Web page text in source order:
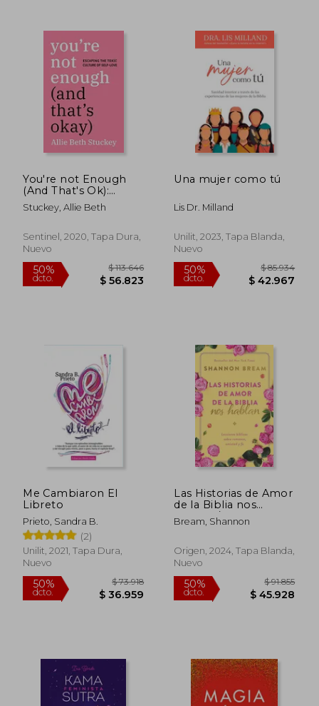
$ 50.875
dcto.
10%
dcto.
You're not Enough
(And That's Ok):
Escaping the Toxic
Culture of Self-Love
Stuckey, Allie Beth
Sentinel, 2020, Tapa Dura,
Nuevo
Una mujer como tú
Lis Dr. Milland
Unilit, 2023, Tapa Blanda,
Nuevo
Me Cambiaron El
Libreto
Prieto, Sandra B.
(2)
Unilit, 2021, Tapa Dura,
Nuevo
Las Historias de Amor
de la Biblia nos
Hablan / the Love
Stories of the Bible
Lessons on
Romance, Friendship,
Bream, Shannon
Origen, 2024, Tapa Blanda,
Nuevo